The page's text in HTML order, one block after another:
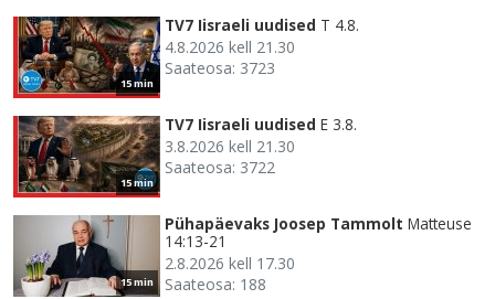
15 min
TV7 Iisraeli uudised T 4.8.
4.8.2026 kell 21.30
Saateosa: 3723
15 min
TV7 Iisraeli uudised E 3.8.
3.8.2026 kell 21.30
Saateosa: 3722
15 min
Pühapäevaks Joosep Tammolt Matteuse
14:13-21
2.8.2026 kell 17.30
Saateosa: 188